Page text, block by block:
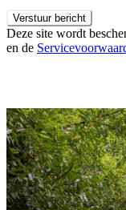
Verstuur bericht
Deze site wordt
en de